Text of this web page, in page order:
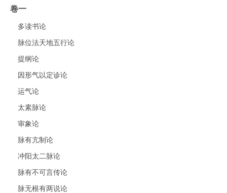
卷一
多读书论
脉位法天地五行论
提纲论
因形气以定诊论
运气论
太素脉论
审象论
脉有亢制论
冲阳太二脉论
脉有不可言传论
脉无根有两说论